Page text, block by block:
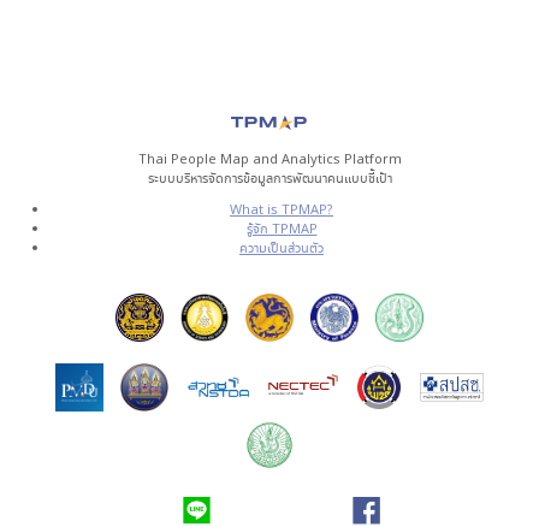
Thai People Map and Analytics Platform
ระบบบริหารจัดการข้อมูลการพัฒนาคนแบบชี้เป้า
What is TPMAP?
รู้จัก TPMAP
ความเป็นส่วนตัว